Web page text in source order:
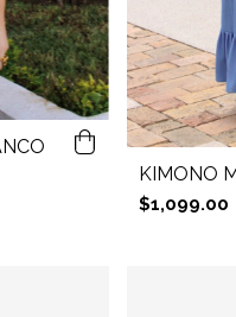
KIMONO
$1,099.00